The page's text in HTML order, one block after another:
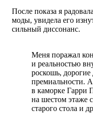
После показа я
моды, увидела его
сильный диссонанс.
Меня поражал
и реальностью
роскошь,
премиальности.
в каморке Гарри
на шестом этаже
старого стола и